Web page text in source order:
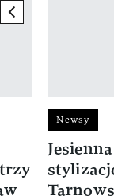
previous element
Newsy